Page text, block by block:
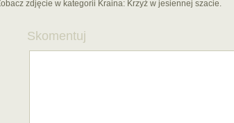
zdjęcie w kategorii Kraina: Krzyż w jesiennej szacie.
Skomentuj